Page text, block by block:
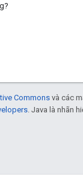
Commons và các
. Java là nhãn